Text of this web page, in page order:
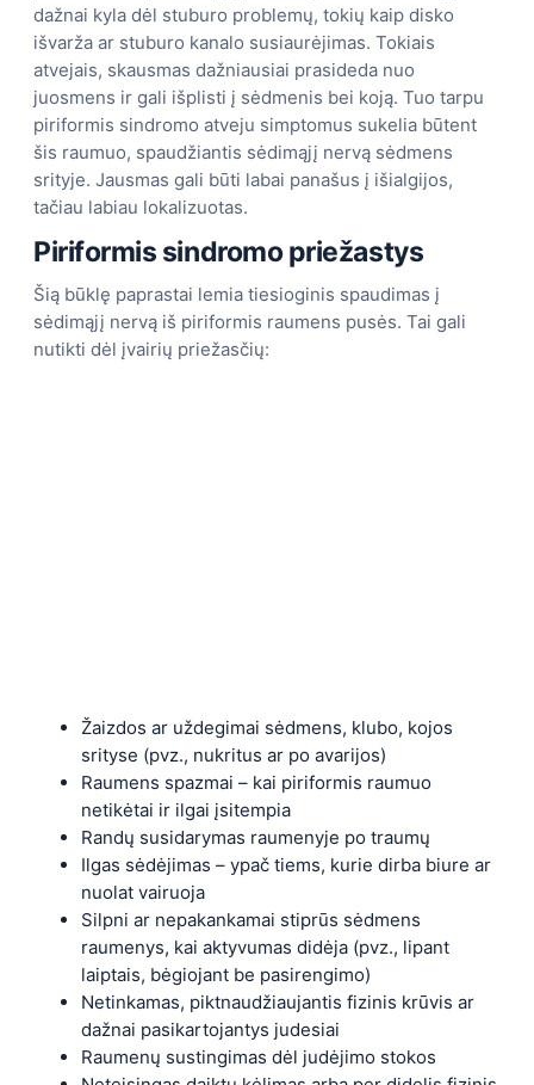
dažnai kyla dėl stuburo problemų, tokių kaip disko
išvarža ar stuburo kanalo susiaurėjimas. Tokiais
atvejais, skausmas dažniausiai prasideda nuo
juosmens ir gali išplisti į sėdmenis bei koją. Tuo tarpu
piriformis sindromo atveju simptomus sukelia būtent
šis raumuo, spaudžiantis sėdimąjį nervą sėdmens
srityje. Jausmas gali būti labai panašus į išialgijos,
tačiau labiau lokalizuotas.
Piriformis sindromo priežastys
Šią būklę paprastai lemia tiesioginis spaudimas į
sėdimąjį nervą iš piriformis raumens pusės. Tai gali
nutikti dėl įvairių priežasčių:
Žaizdos ar uždegimai sėdmens, klubo, kojos
srityse (pvz., nukritus ar po avarijos)
Raumens spazmai – kai piriformis raumuo
netikėtai ir ilgai įsitempia
Randų susidarymas raumenyje po traumų
Ilgas sėdėjimas – ypač tiems, kurie dirba biure ar
nuolat vairuoja
Silpni ar nepakankamai stiprūs sėdmens
raumenys, kai aktyvumas didėja (pvz., lipant
laiptais, bėgiojant be pasirengimo)
Netinkamas, piktnaudžiaujantis fizinis krūvis ar
dažnai pasikartojantys judesiai
Raumenų sustingimas dėl judėjimo stokos